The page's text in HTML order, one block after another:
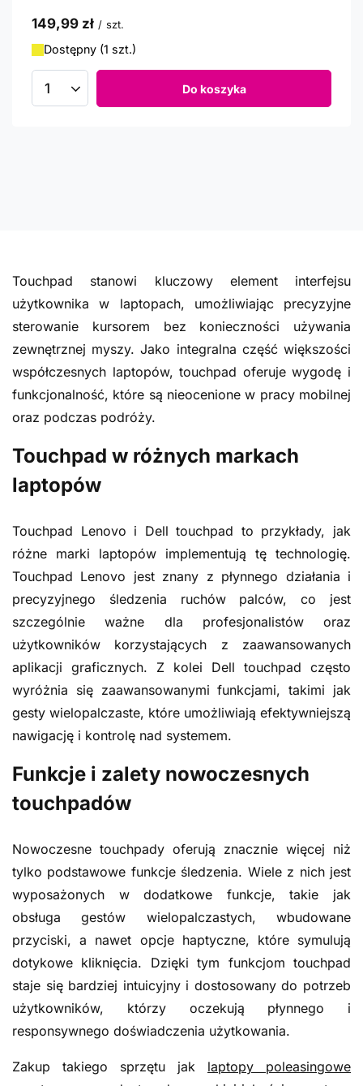
149,99 zł / szt.
Dostępny (1 szt.)
Ilość produktów Do koszyka
Touchpad stanowi kluczowy element interfejsu
użytkownika w laptopach, umożliwiając precyzyjne
sterowanie kursorem bez konieczności używania
zewnętrznej myszy. Jako integralna część większości
współczesnych laptopów, touchpad oferuje wygodę i
funkcjonalność, które są nieocenione w pracy mobilnej
oraz podczas podróży.
Touchpad w różnych markach
laptopów
Touchpad Lenovo i Dell touchpad to przykłady, jak
różne marki laptopów implementują tę technologię.
Touchpad Lenovo jest znany z płynnego działania i
precyzyjnego śledzenia ruchów palców, co jest
szczególnie ważne dla profesjonalistów oraz
użytkowników korzystających z zaawansowanych
aplikacji graficznych. Z kolei Dell touchpad często
wyróżnia się zaawansowanymi funkcjami, takimi jak
gesty wielopalczaste, które umożliwiają efektywniejszą
nawigację i kontrolę nad systemem.
Funkcje i zalety nowoczesnych
touchpadów
Nowoczesne touchpady oferują znacznie więcej niż
tylko podstawowe funkcje śledzenia. Wiele z nich jest
wyposażonych w dodatkowe funkcje, takie jak
obsługa gestów wielopalczastych, wbudowane
przyciski, a nawet opcje haptyczne, które symulują
dotykowe kliknięcia. Dzięki tym funkcjom touchpad
staje się bardziej intuicyjny i dostosowany do potrzeb
użytkowników, którzy oczekują płynnego i
responsywnego doświadczenia użytkowania.
Zakup takiego sprzętu jak laptopy poleasingowe